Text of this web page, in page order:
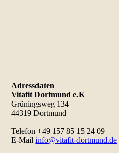
Adressdaten
Vitafit Dortmund e.K
Grüningsweg 134
44319 Dortmund
Telefon +49 157 85 15 24 09
E-Mailinfo@vitafit-dortmund.de